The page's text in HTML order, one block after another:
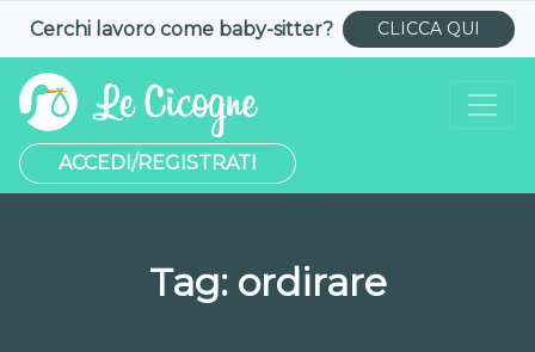
Cerchi lavoro come baby-sitter? CLICCA QUI
ACCEDI/REGISTRATI
Tag: ordirare